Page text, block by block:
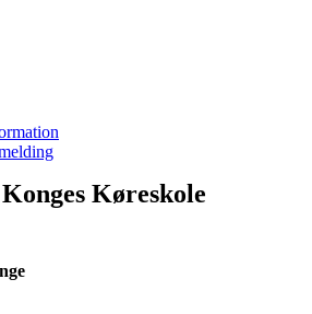
Køreskole